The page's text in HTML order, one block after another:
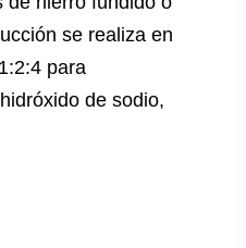
se realiza en
para
de sodio,